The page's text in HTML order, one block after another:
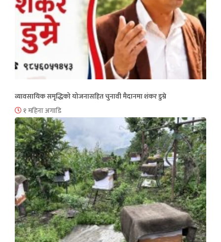
व्यावसायिक समृद्धिको योजनासहित चुनावी मैदानमा शंकर डुम्रे
१ महिना अगाडि